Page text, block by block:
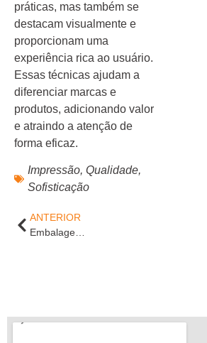
práticas, mas também se
destacam visualmente e
proporcionam uma
experiência rica ao usuário.
Essas técnicas ajudam a
diferenciar marcas e
produtos, adicionando valor
e atraindo a atenção de
forma eficaz.
Impressão, Qualidade,
Sofisticação
ANTERIOR
Embalagem personalizada: o que é?